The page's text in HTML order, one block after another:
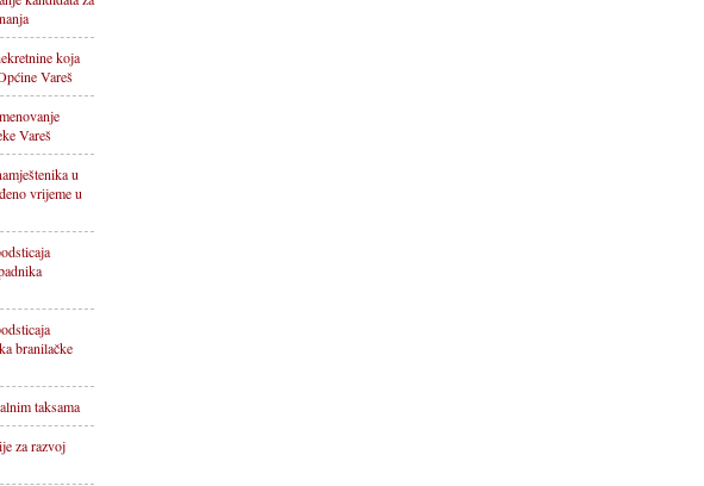
koja
Vareš
Vareš
u
vrijeme u
branilačke
taksama
za razvoj